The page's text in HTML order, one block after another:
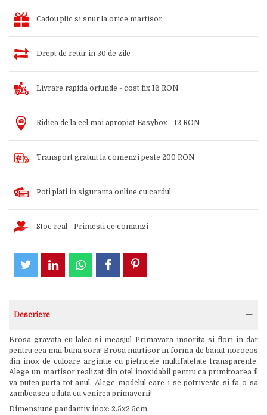
Cadou plic si snur la orice martisor
Drept de retur in 30 de zile
Livrare rapida oriunde - cost fix 16 RON
Ridica de la cel mai apropiat Easybox - 12 RON
Transport gratuit la comenzi peste 200 RON
Poti plati in siguranta online cu cardul
Stoc real - Primesti ce comanzi
Descriere
Brosa gravata cu lalea si measjul Primavara insorita si flori in dar
pentru cea mai buna sora! Brosa martisor in forma de banut norocos
din inox de culoare argintie cu pietricele multifatetate transparente.
Alege un martisor realizat din otel inoxidabil pentru ca primitoarea il
va putea purta tot anul. Alege modelul care i se potriveste si fa-o sa
zambeasca odata cu venirea primaverii!
Dimensiune pandantiv inox: 2.5x2.5cm.